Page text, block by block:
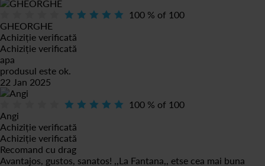
100 % of 100
GHEORGHE
Achiziție verificată
Achiziție verificată
apa
produsul este ok.
22 Jan 2025
100 % of 100
Angi
Achiziție verificată
Achiziție verificată
Recomand cu drag
Avantajos, gustos, sanatos! ,,La Fantana,, etse cea mai buna